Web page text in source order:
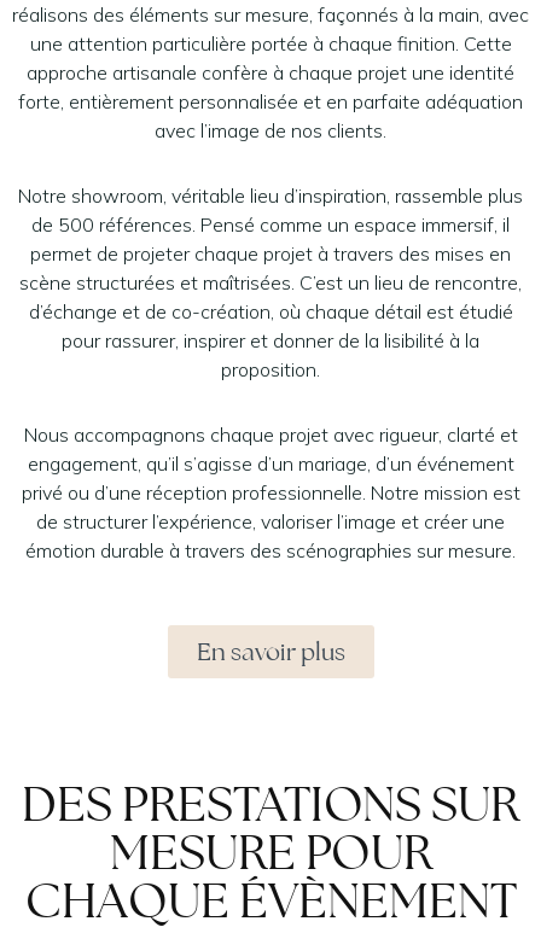
réalisons des éléments sur mesure, façonnés à la main, avec
une attention particulière portée à chaque finition. Cette
approche artisanale confère à chaque projet une identité
forte, entièrement personnalisée et en parfaite adéquation
avec l’image de nos clients.
Notre showroom, véritable lieu d’inspiration, rassemble plus
de 500 références. Pensé comme un espace immersif, il
permet de projeter chaque projet à travers des mises en
scène structurées et maîtrisées. C’est un lieu de rencontre,
d’échange et de co-création, où chaque détail est étudié
pour rassurer, inspirer et donner de la lisibilité à la
proposition.
Nous accompagnons chaque projet avec rigueur, clarté et
engagement, qu’il s’agisse d’un mariage, d’un événement
privé ou d’une réception professionnelle. Notre mission est
de structurer l’expérience, valoriser l’image et créer une
émotion durable à travers des scénographies sur mesure.
En savoir plus
DES PRESTATIONS SUR
MESURE POUR
CHAQUE ÉVÈNEMENT